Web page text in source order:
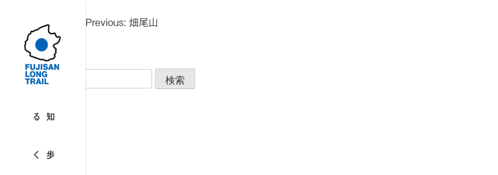
content
知る
歩く
投
ビ
Previous: 畑尾山
最近のコメント